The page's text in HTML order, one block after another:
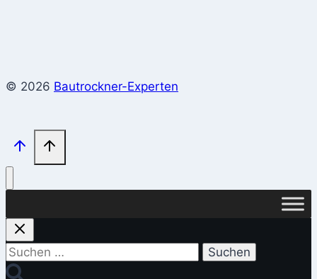
© 2026 Bautrockner-Experten
Suchen
nach: